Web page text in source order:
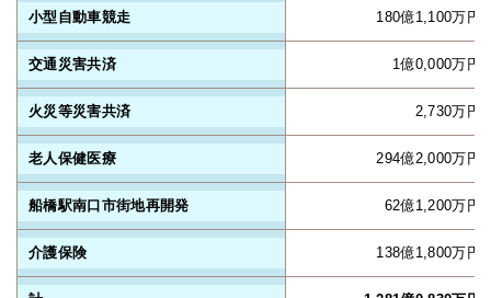
小型自動車競走 180億1,100万円
交通災害共済 1億0,000万円
火災等災害共済 2,730万円
老人保健医療 294億2,000万円
船橋駅南口市街地再開発 62億1,200万円
介護保険 138億1,800万円